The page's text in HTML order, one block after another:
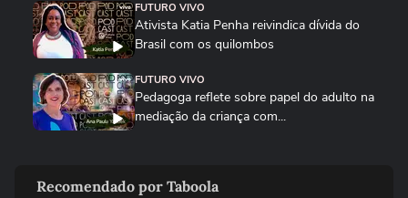
FUTURO VIVO
Ativista Katia Penha reivindica dívida do
Brasil com os quilombos
FUTURO VIVO
Pedagoga reflete sobre papel do adulto na
mediação da criança com...
amazônica: 'vivo a serviço da...
Recomendado por Taboola